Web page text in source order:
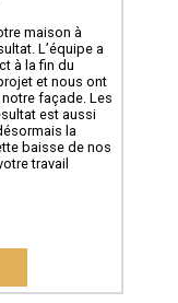
maison à
L’équipe a
à la fin du
et nous ont
façade. Les
est aussi
la
baisse de nos
travail